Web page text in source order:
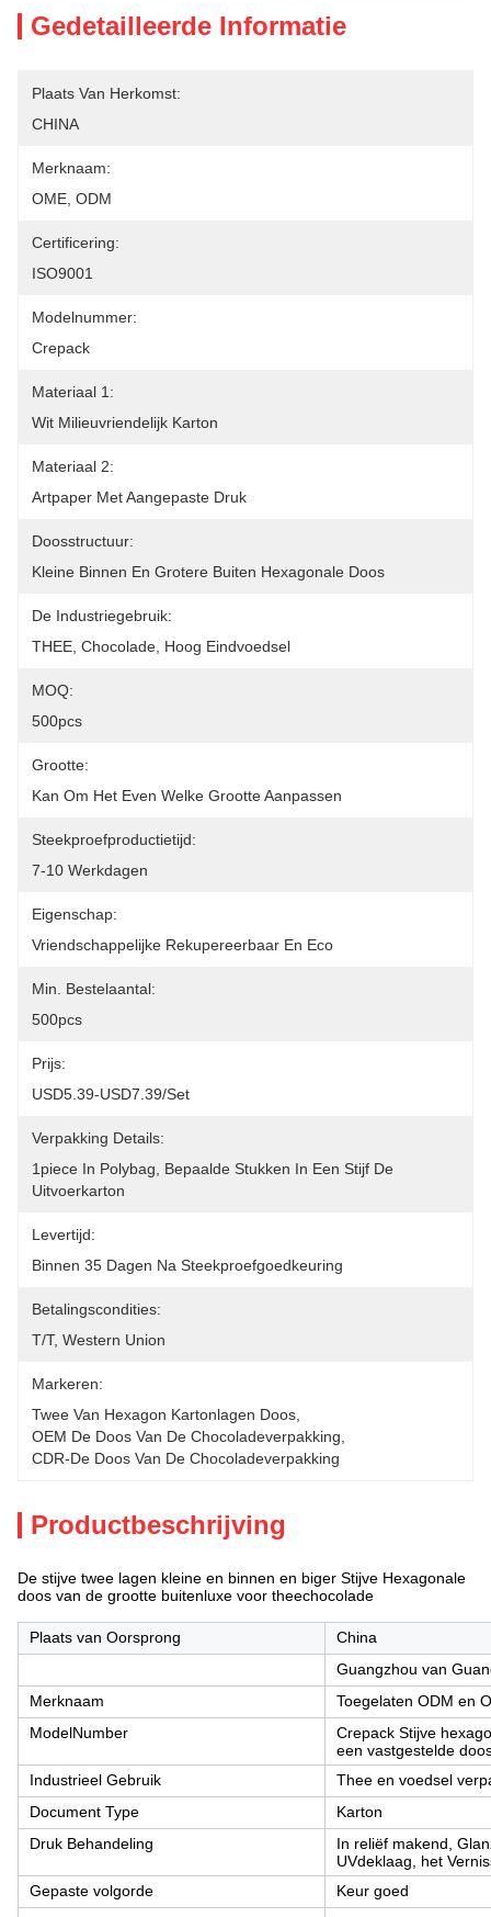
Gedetailleerde Informatie
Plaats Van Herkomst:
CHINA
Merknaam:
OME, ODM
Certificering:
ISO9001
Modelnummer:
Crepack
Materiaal 1:
Wit Milieuvriendelijk Karton
Materiaal 2:
Artpaper Met Aangepaste Druk
Doosstructuur:
Kleine Binnen En Grotere Buiten Hexagonale Doos
De Industriegebruik:
THEE, Chocolade, Hoog Eindvoedsel
MOQ:
500pcs
Grootte:
Kan Om Het Even Welke Grootte Aanpassen
Steekproefproductietijd:
7-10 Werkdagen
Eigenschap:
Vriendschappelijke Rekupereerbaar En Eco
Min. Bestelaantal:
500pcs
Prijs:
USD5.39-USD7.39/set
Verpakking Details:
1piece In Polybag, Bepaalde Stukken In Een Stijf De
Uitvoerkarton
Levertijd:
Binnen 35 Dagen Na Steekproefgoedkeuring
Betalingscondities:
T/T, Western Union
Markeren:
Twee Van Hexagon Kartonlagen Doos
OEM De Doos Van De Chocoladeverpakking
CDR-De Doos Van De Chocoladeverpakking
Productbeschrijving
De stijve twee lagen kleine en binnen en biger Stijve Hexagonale
doos van de grootte buitenluxe voor theechocolade
Plaats van Oorsprong
China
Guangzhou van
Merknaam
Toegelaten ODM en
ModelNumber
Crepack Stijve
een vastgestelde
Industrieel Gebruik
Thee en voedsel
Document Type
Karton
Druk Behandeling
In reliëf makend,
UVdeklaag, het
Gepaste volgorde
Keur goed